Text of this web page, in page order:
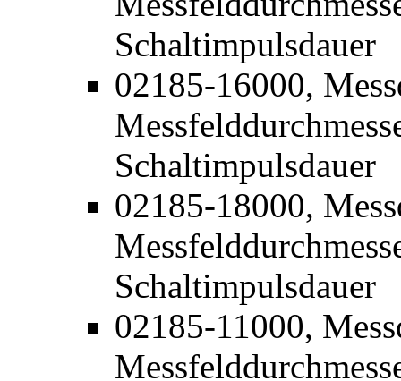
Schaltimpulsdauer
02185-16000,
Schaltimpulsdauer
02185-18000,
Schaltimpulsdauer
02185-11000,